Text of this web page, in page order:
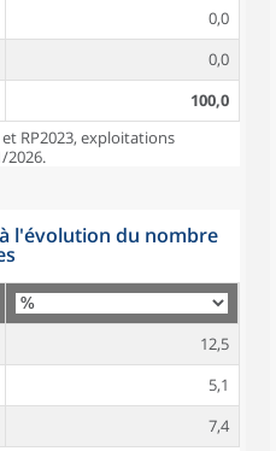
0,0
0,0
100,0
et RP2023, exploitations
2026.
l'évolution du nombre
12,5
5,1
7,4